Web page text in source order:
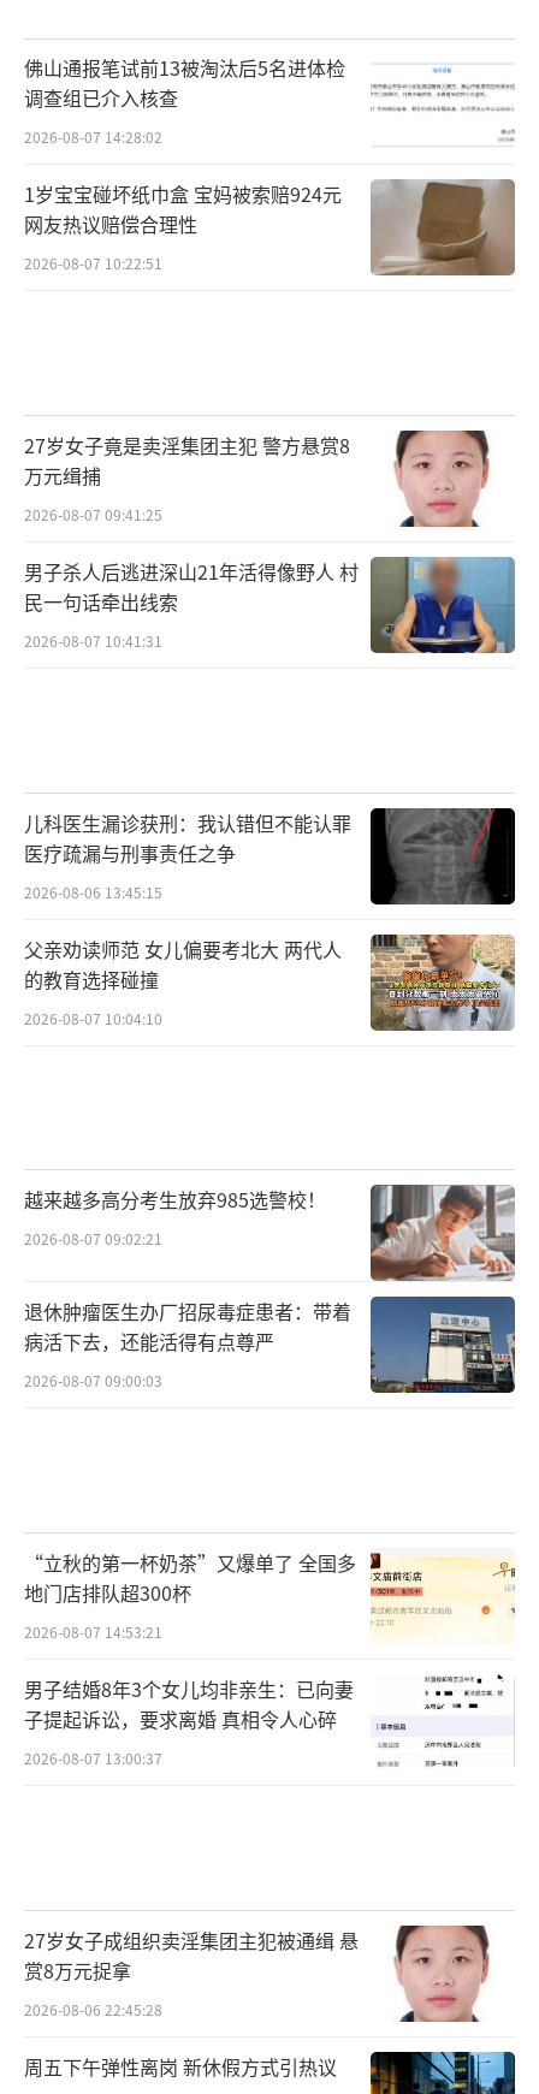
佛山通报笔试前13被淘汰后5名进体检
调查组已介入核查
2026-08-07 14:28:02
1岁宝宝碰坏纸巾盒 宝妈被索赔924元
网友热议赔偿合理性
2026-08-07 10:22:51
27岁女子竟是卖淫集团主犯 警方悬赏8
万元缉捕
2026-08-07 09:41:25
男子杀人后逃进深山21年活得像野人 村
民一句话牵出线索
2026-08-07 10:41:31
儿科医生漏诊获刑：我认错但不能认罪
医疗疏漏与刑事责任之争
2026-08-06 13:45:15
父亲劝读师范 女儿偏要考北大 两代人
的教育选择碰撞
2026-08-07 10:04:10
越来越多高分考生放弃985选警校！
2026-08-07 09:02:21
退休肿瘤医生办厂招尿毒症患者：带着
病活下去，还能活得有点尊严
2026-08-07 09:00:03
“立秋的第一杯奶茶”又爆单了 全国多
地门店排队超300杯
2026-08-07 14:53:21
男子结婚8年3个女儿均非亲生：已向妻
子提起诉讼，要求离婚 真相令人心碎
2026-08-07 13:00:37
27岁女子成组织卖淫集团主犯被通缉 悬
赏8万元捉拿
2026-08-06 22:45:28
周五下午弹性离岗 新休假方式引热议